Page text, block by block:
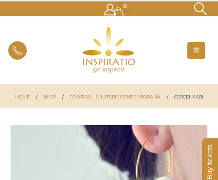
0
HOME SHOP TO WEAR, BIJUTERIE CONTEMPORANĂ CERCEI MARI
Buy tickets